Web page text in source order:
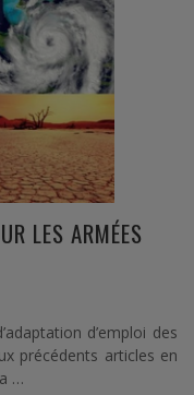
LES ARMÉES
d’emploi des
précédents articles en
…